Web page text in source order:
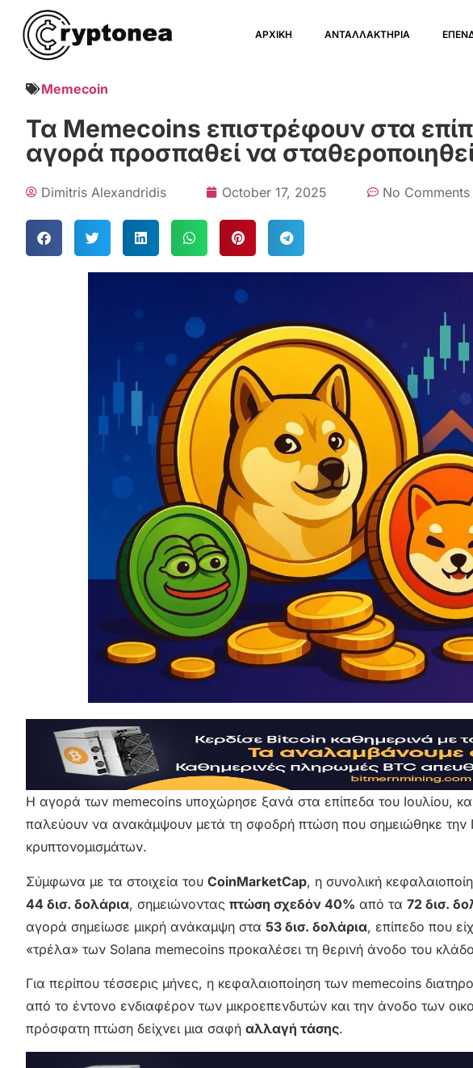
ΑΡΧΙΚΗ ΑΝΤΑΛΛΑΚΤΗΡΙΑ
Memecoin
Τα Memecoins επιστρέφουν στα
αγορά προσπαθεί να
Dimitris Alexandridis October 17, 2025 No Comments
Η αγορά των memecoins υποχώρησε ξανά στα επίπεδα του Ιουλίου,
παλεύουν να ανακάμψουν μετά τη σφοδρή πτώση που σημειώθηκε
κρυπτονομισμάτων.
Σύμφωνα με τα στοιχεία του CoinMarketCap, η συνολική
44 δισ. δολάρια, σημειώνοντας πτώση σχεδόν 40% από τα 72 δισ.
αγορά σημείωσε μικρή ανάκαμψη στα 53 δισ. δολάρια, επίπεδο που
«τρέλα» των Solana memecoins προκαλέσει τη θερινή άνοδο του
Για περίπου τέσσερις μήνες, η κεφαλαιοποίηση των memecoins
από το έντονο ενδιαφέρον των μικροεπενδυτών και την άνοδο των
πρόσφατη πτώση δείχνει μια σαφή αλλαγή τάσης.